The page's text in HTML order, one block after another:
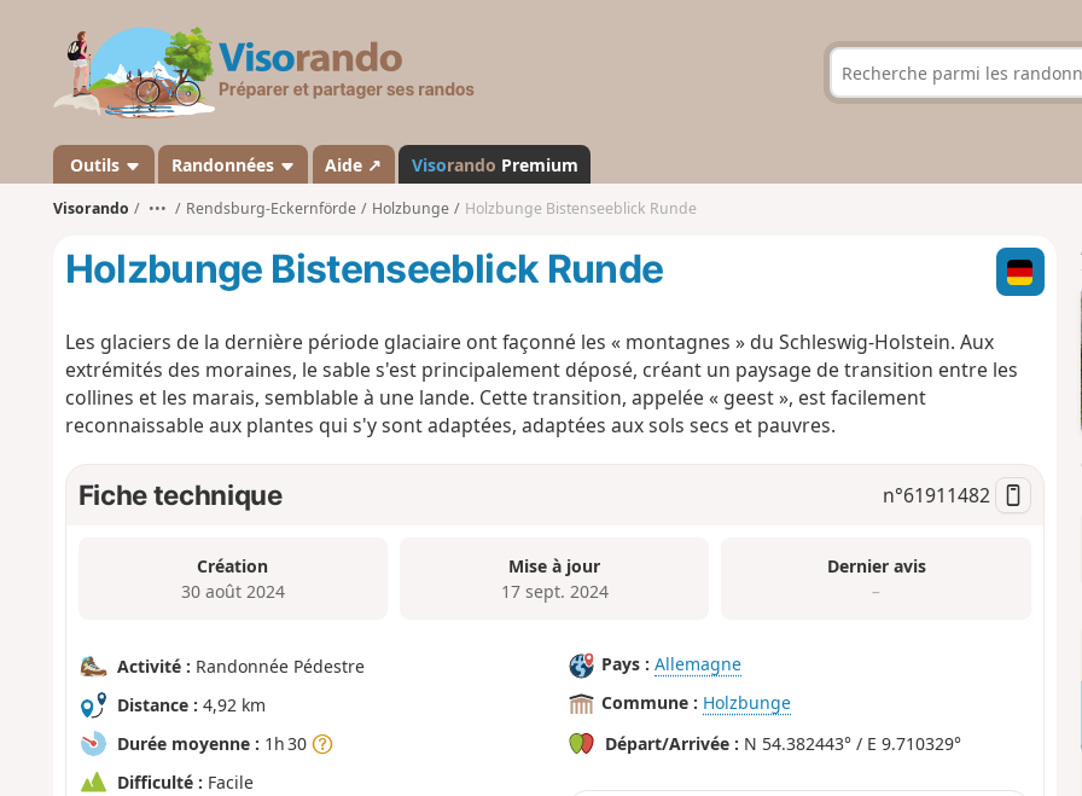
s
a
n
d
Outils Randonnées Aide ↗ Visorando Premium
Visorando ••• Rendsburg-Eckernförde Holzbunge Holzbunge Bistenseeblick Runde
Holzbunge Bistenseeblick Runde
Les glaciers de la dernière période glaciaire ont façonné les « montagnes » du Schleswig-Holstein. Aux
extrémités des moraines, le sable s'est principalement déposé, créant un paysage de transition entre les
collines et les marais, semblable à une lande. Cette transition, appelée « geest », est facilement
reconnaissable aux plantes qui s'y sont adaptées, adaptées aux sols secs et pauvres.
Fiche technique n°61911482
Création
30 août 2024
Mise à jour
17 sept. 2024
Dernier avis
–
Activité : Randonnée Pédestre
Distance : 4,92 km
Durée moyenne : 1h 30
Difficulté : Facile
Pays : Allemagne
Commune : Holzbunge
Départ/Arrivée : N 54.382443° / E 9.710329°